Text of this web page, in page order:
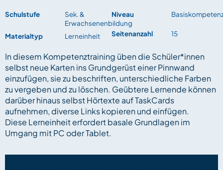
Schulstufe
Sek. &
Erwachsenenbildung
Materialtyp
Lerneinheit
Niveau
Seitenanzahl 15
In diesem Kompetenztraining üben die Schüler*innen
selbst neue Karten ins Grundgerüst einer Pinnwand
einzufügen, sie zu beschriften, unterschiedliche Farben
zu vergeben und zu löschen. Geübtere Lernende können
darüber hinaus selbst Hörtexte auf TaskCards
aufnehmen, diverse Links kopieren und einfügen.
Diese Lerneinheit erfordert basale Grundlagen im
Umgang mit PC oder Tablet.